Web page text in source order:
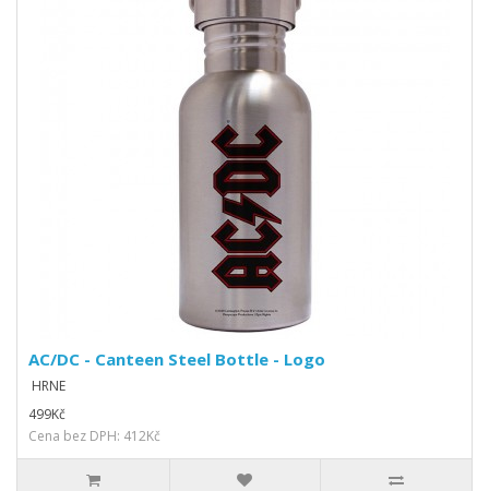
AC/DC - Canteen Steel Bottle - Logo
HRNE
499Kč
Cena bez DPH: 412Kč